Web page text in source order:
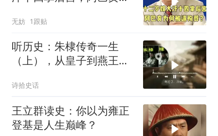
无妨 1跟贴
听历史：朱棣传奇一生
（上），从皇子到燕王，
诗拾史话
王立群读史：你以为雍正
登基是人生巅峰？